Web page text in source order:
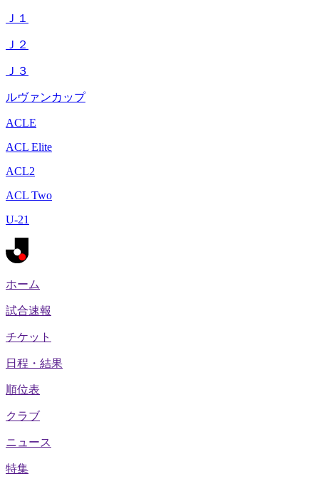
Ｊ１
Ｊ２
Ｊ３
ルヴァンカップ
ACLE
ACL Elite
ACL2
ACL Two
U-21
ホーム
試合速報
チケット
日程・結果
順位表
クラブ
ニュース
特集